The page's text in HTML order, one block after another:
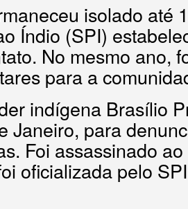
isolado até
Índio (SPI)
No mesmo ano,
para a
indígena Brasílio
Janeiro, para
Foi assassinado
oficializada pelo